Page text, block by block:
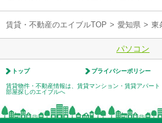
賃貸・不動産のエイブルTOP > 愛知県 > 東
パソコン
トップ プライバシーポリシー
賃貸物件・不動産情報は、賃貸マンション・賃貸アパー
部屋探しのエイブルへ